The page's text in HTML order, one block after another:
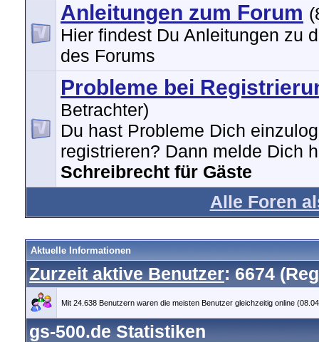
Anleitungen zum Forum
Hier findest Du Anleitungen zu
des Forums
Probleme bei
Betrachter)
Du hast Probleme Dich
registrieren? Dann melde Dich
Schreibrecht für Gäste
Alle Foren
Aktuelle Informationen
Zurzeit aktive Benutzer: 6674
Mit 24.638 Benutzern waren die meisten Benutzer gleichzeitig online
gs-500.de Statistiken